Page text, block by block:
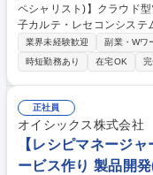
ペシャリスト)】クラウド型電子カルテ 仕事の内容
子カルテ・レセコンシステ
善」に取り組んでいます
シャリスト)》を募集します！ ■インサイドセールスが獲得したリ
会やWebサイト、その他
ンライン商談から始まり検
施）■代理店やアライアン
自社サービスとして提供し
提案しやすいため個社ご
パートナー企業の開拓を実施） 募集職種 【フルリモート/ソリ
営業(スペシャリスト)】ク
業界未経験歓迎 副業・Wワ
時短勤務あり
在宅OK
正社員
オイシックス株式会社
【レシピマネージ
ービス作り 製品開